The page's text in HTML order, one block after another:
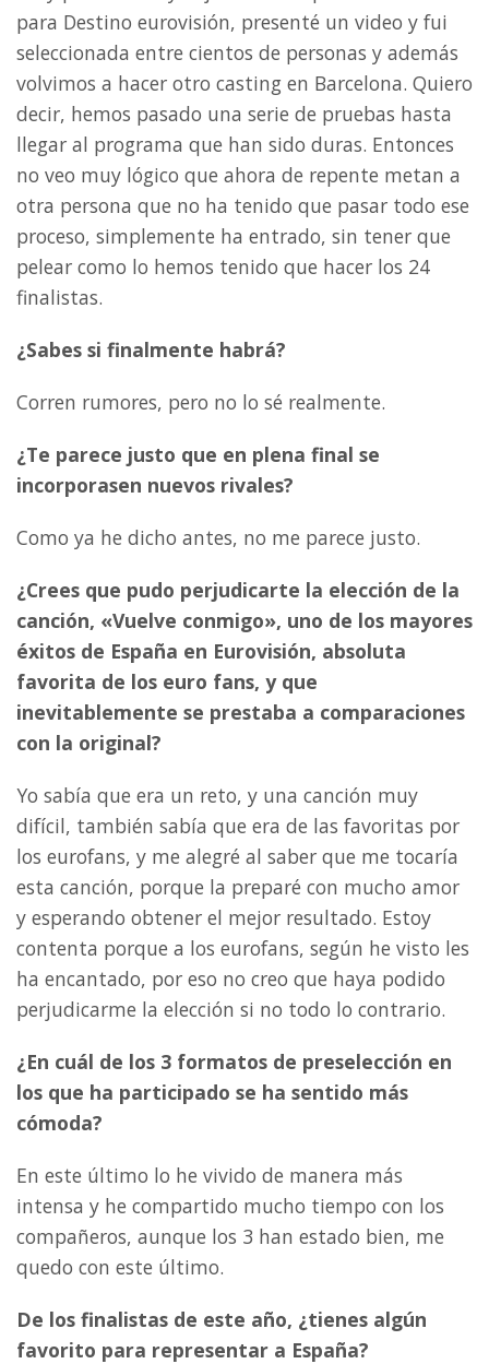
para Destino eurovisión, presenté un video y fui
seleccionada entre cientos de personas y además
volvimos a hacer otro casting en Barcelona. Quiero
decir, hemos pasado una serie de pruebas hasta
llegar al programa que han sido duras. Entonces
no veo muy lógico que ahora de repente metan a
otra persona que no ha tenido que pasar todo ese
proceso, simplemente ha entrado, sin tener que
pelear como lo hemos tenido que hacer los 24
finalistas.
¿Sabes si finalmente habrá?
Corren rumores, pero no lo sé realmente.
¿Te parece justo que en plena final se
incorporasen nuevos rivales?
Como ya he dicho antes, no me parece justo.
¿Crees que pudo perjudicarte la elección de la
canción, «Vuelve conmigo», uno de los mayores
éxitos de España en Eurovisión, absoluta
favorita de los euro fans, y que
inevitablemente se prestaba a comparaciones
con la original?
Yo sabía que era un reto, y una canción muy
difícil, también sabía que era de las favoritas por
los eurofans, y me alegré al saber que me tocaría
esta canción, porque la preparé con mucho amor
y esperando obtener el mejor resultado. Estoy
contenta porque a los eurofans, según he visto les
ha encantado, por eso no creo que haya podido
perjudicarme la elección si no todo lo contrario.
¿En cuál de los 3 formatos de preselección en
los que ha participado se ha sentido más
cómoda?
En este último lo he vivido de manera más
intensa y he compartido mucho tiempo con los
compañeros, aunque los 3 han estado bien, me
quedo con este último.
De los finalistas de este año, ¿tienes algún
favorito para representar a España?